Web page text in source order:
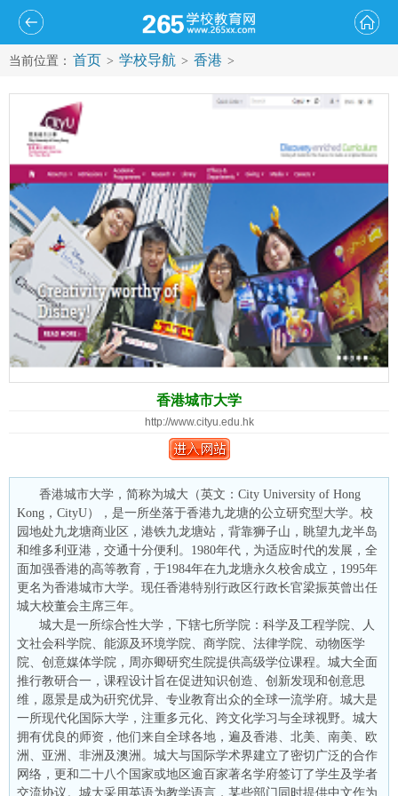
当前位置： 首页 > 学校导航 > 香港 >
香港城市大学
http://www.cityu.edu.hk
香港城市大学，简称为城大（英文：City University of Hong
Kong，CityU），是一所坐落于香港九龙塘的公立研究型大学。校
园地处九龙塘商业区，港铁九龙塘站，背靠狮子山，眺望九龙半岛
和维多利亚港，交通十分便利。1980年代，为适应时代的发展，全
面加强香港的高等教育，于1984年在九龙塘永久校舍成立，1995年
更名为香港城市大学。现任香港特别行政区行政长官梁振英曾出任
城大校董会主席三年。
城大是一所综合性大学，下辖七所学院：科学及工程学院、人
文社会科学院、能源及环境学院、商学院、法律学院、动物医学
院、创意媒体学院，周亦卿研究生院提供高级学位课程。城大全面
推行教研合一，课程设计旨在促进知识创造、创新发现和创意思
维，愿景是成为硏究优异、专业教育出众的全球一流学府。城大是
一所现代化国际大学，注重多元化、跨文化学习与全球视野。城大
拥有优良的师资，他们来自全球各地，遍及香港、北美、南美、欧
洲、亚洲、非洲及澳洲。城大与国际学术界建立了密切广泛的合作
网络，更和二十八个国家或地区逾百家著名学府签订了学生及学者
交流协议。城大采用英语为教学语言，某些部门同时提供中文作为